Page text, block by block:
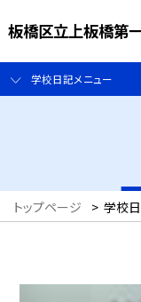
板橋区立上板橋第
学校日記メニュー
トップページ > 学校